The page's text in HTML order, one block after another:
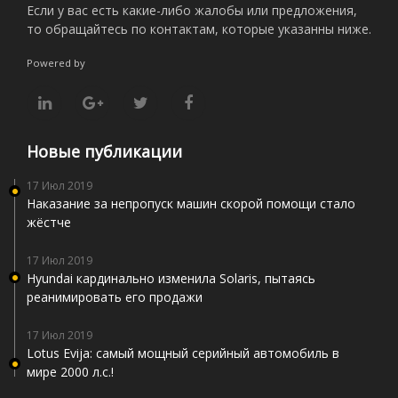
Если у вас есть какие-либо жалобы или предложения,
то обращайтесь по контактам, которые указанны ниже.
Powered by
Новые публикации
17 Июл 2019
Наказание за непропуск машин скорой помощи стало
жёстче
17 Июл 2019
Hyundai кардинально изменила Solaris, пытаясь
реанимировать его продажи
17 Июл 2019
Lotus Evija: самый мощный серийный автомобиль в
мире 2000 л.с.!